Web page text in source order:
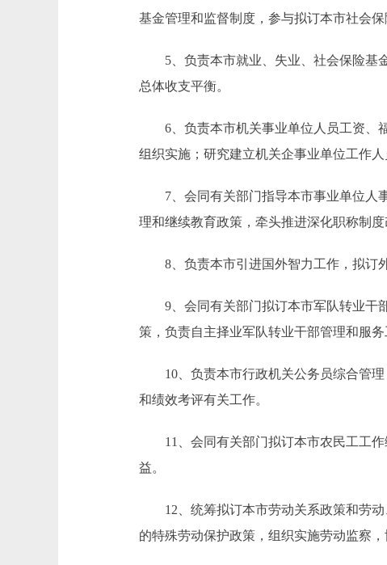
基金管理和监督制度，参与拟订本市社会保
5、负责本市就业、失业、社会保险基金
总体收支平衡。
6、负责本市机关事业单位人员工资、福
组织实施；研究建立机关企事业单位工作
7、会同有关部门指导本市事业单位人事
理和继续教育政策，牵头推进深化职称制
8、负责本市引进国外智力工作，拟订外
9、会同有关部门拟订本市军队转业干部
策，负责自主择业军队转业干部管理和服务
10、负责本市行政机关公务员综合管理
和绩效考评有关工作。
11、会同有关部门拟订本市农民工工作
益。
12、统筹拟订本市劳动关系政策和劳动
的特殊劳动保护政策，组织实施劳动监察